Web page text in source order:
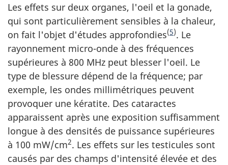
Les effets sur deux organes, l'oeil et la gonade,
qui sont particulièrement sensibles à la chaleur,
on fait l'objet d'études approfondies(5). Le
rayonnement micro-onde à des fréquences
supérieures à 800 MHz peut blesser l'oeil. Le
type de blessure dépend de la fréquence; par
exemple, les ondes millimétriques peuvent
provoquer une kératite. Des cataractes
apparaissent après une exposition suffisamment
longue à des densités de puissance supérieures
à 100 mW/cm2. Les effets sur les testicules sont
causés par des champs d'intensité élevée et des